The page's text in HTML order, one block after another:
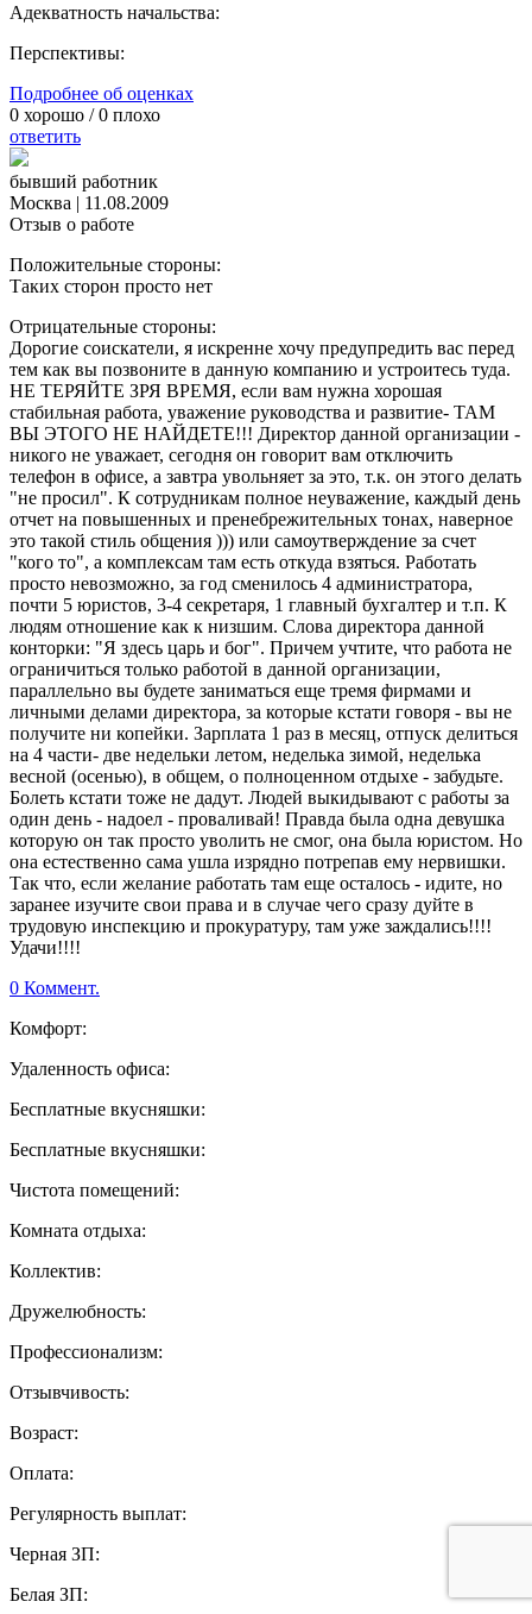
Адекватность начальства:
Перспективы:
Подробнее об оценках
0 хорошо /0 плохо
ответить
бывший работник
Москва | 11.08.2009
Отзыв о работе
Положительные стороны:
Таких сторон просто нет
Отрицательные стороны:
Дорогие соискатели, я искренне хочу предупредить вас перед
тем как вы позвоните в данную компанию и устроитесь туда.
НЕ ТЕРЯЙТЕ ЗРЯ ВРЕМЯ, если вам нужна хорошая
стабильная работа, уважение руководства и развитие- ТАМ
ВЫ ЭТОГО НЕ НАЙДЕТЕ!!! Директор данной организации -
никого не уважает, сегодня он говорит вам отключить
телефон в офисе, а завтра увольняет за это, т.к. он этого делать
"не просил". К сотрудникам полное неуважение, каждый день
отчет на повышенных и пренебрежительных тонах, наверное
это такой стиль общения ))) или самоутверждение за счет
"кого то", а комплексам там есть откуда взяться. Работать
просто невозможно, за год сменилось 4 администратора,
почти 5 юристов, 3-4 секретаря, 1 главный бухгалтер и т.п. К
людям отношение как к низшим. Слова директора данной
конторки: "Я здесь царь и бог". Причем учтите, что работа не
ограничиться только работой в данной организации,
параллельно вы будете заниматься еще тремя фирмами и
личными делами директора, за которые кстати говоря - вы не
получите ни копейки. Зарплата 1 раз в месяц, отпуск делиться
на 4 части- две недельки летом, неделька зимой, неделька
весной (осенью), в общем, о полноценном отдыхе - забудьте.
Болеть кстати тоже не дадут. Людей выкидывают с работы за
один день - надоел - проваливай! Правда была одна девушка
которую он так просто уволить не смог, она была юристом. Но
она естественно сама ушла изрядно потрепав ему нервишки.
Так что, если желание работать там еще осталось - идите, но
заранее изучите свои права и в случае чего сразу дуйте в
трудовую инспекцию и прокуратуру, там уже заждались!!!!
Удачи!!!!
0 Коммент.
Комфорт:
Удаленность офиса:
Бесплатные вкусняшки:
Бесплатные вкусняшки:
Чистота помещений:
Комната отдыха:
Коллектив:
Дружелюбность:
Профессионализм:
Отзывчивость:
Возраст:
Оплата:
Регулярность выплат:
Черная ЗП:
Белая ЗП: